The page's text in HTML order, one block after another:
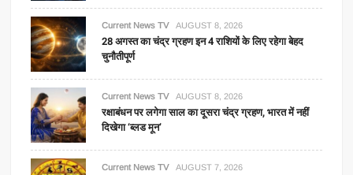
Current News TV AUGUST 8, 2026
28 अगस्त का चंद्र ग्रहण इन 4 राशियों के लिए रहेगा बेहद
चुनौतीपूर्ण
Current News TV AUGUST 8, 2026
रक्षाबंधन पर लगेगा साल का दूसरा चंद्र ग्रहण, भारत में नहीं
दिखेगा ‘ब्लड मून’
Current News TV AUGUST 7, 2026